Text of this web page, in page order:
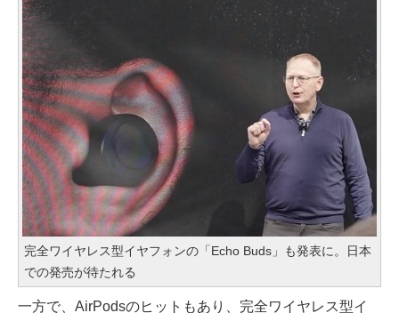
完全ワイヤレス型イヤフォンの「Echo Buds」も発表に。日本
での発売が待たれる
一方で、AirPodsのヒットもあり、完全ワイヤレス型イ